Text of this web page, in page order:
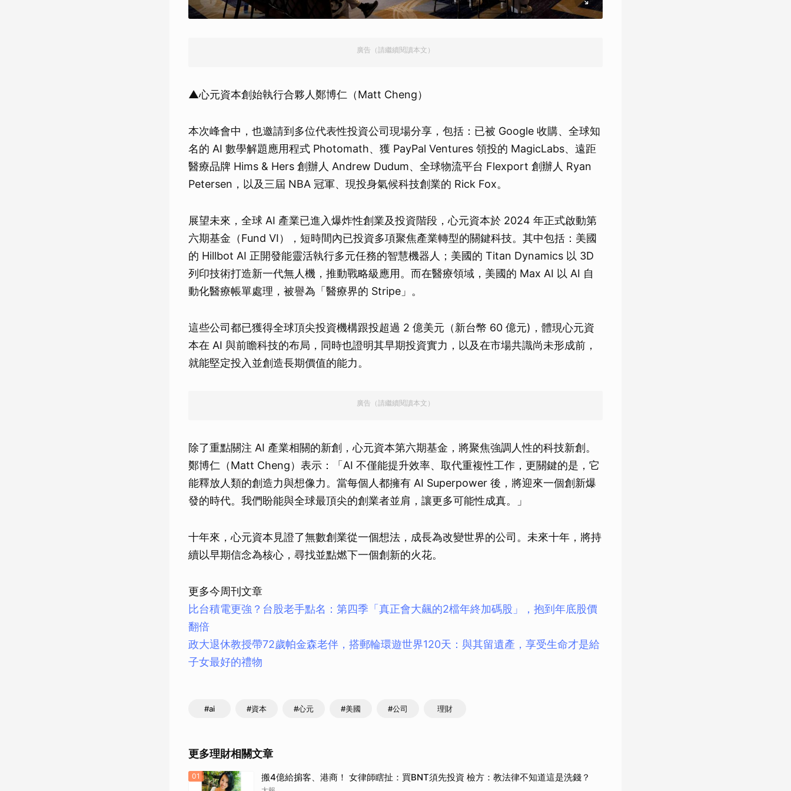
廣告（請繼續閱讀本文）
▲心元資本創始執行合夥人鄭博仁（Matt Cheng）
本次峰會中，也邀請到多位代表性投資公司現場分享，包括：已被 Google 收購、全球知
名的 AI 數學解題應用程式 Photomath、獲 PayPal Ventures 領投的 MagicLabs、遠距
醫療品牌 Hims & Hers 創辦人 Andrew Dudum、全球物流平台 Flexport 創辦人 Ryan
Petersen，以及三屆 NBA 冠軍、現投身氣候科技創業的 Rick Fox。
展望未來，全球 AI 產業已進入爆炸性創業及投資階段，心元資本於 2024 年正式啟動第
六期基金（Fund VI），短時間內已投資多項聚焦產業轉型的關鍵科技。其中包括：美國
的 Hillbot AI 正開發能靈活執行多元任務的智慧機器人；美國的 Titan Dynamics 以 3D
列印技術打造新一代無人機，推動戰略級應用。而在醫療領域，美國的 Max AI 以 AI 自
動化醫療帳單處理，被譽為「醫療界的 Stripe」。
這些公司都已獲得全球頂尖投資機構跟投超過 2 億美元（新台幣 60 億元)，體現心元資
本在 AI 與前瞻科技的布局，同時也證明其早期投資實力，以及在市場共識尚未形成前，
就能堅定投入並創造長期價值的能力。
廣告（請繼續閱讀本文）
除了重點關注 AI 產業相關的新創，心元資本第六期基金，將聚焦強調人性的科技新創。
鄭博仁（Matt Cheng）表示：「AI 不僅能提升效率、取代重複性工作，更關鍵的是，它
能釋放人類的創造力與想像力。當每個人都擁有 AI Superpower 後，將迎來一個創新爆
發的時代。我們盼能與全球最頂尖的創業者並肩，讓更多可能性成真。」
十年來，心元資本見證了無數創業從一個想法，成長為改變世界的公司。未來十年，將持
續以早期信念為核心，尋找並點燃下一個創新的火花。
更多今周刊文章
比台積電更強？台股老手點名：第四季「真正會大飆的2檔年終加碼股」，抱到年底股價
翻倍
政大退休教授帶72歲帕金森老伴，搭郵輪環遊世界120天：與其留遺產，享受生命才是給
子女最好的禮物
#ai #資本 #心元 #美國 #公司 理財
更多理財相關文章
01 搬4億給掮客、港商！ 女律師瞎扯：買BNT須先投資 檢方：教法律不知道這是洗錢？
取消